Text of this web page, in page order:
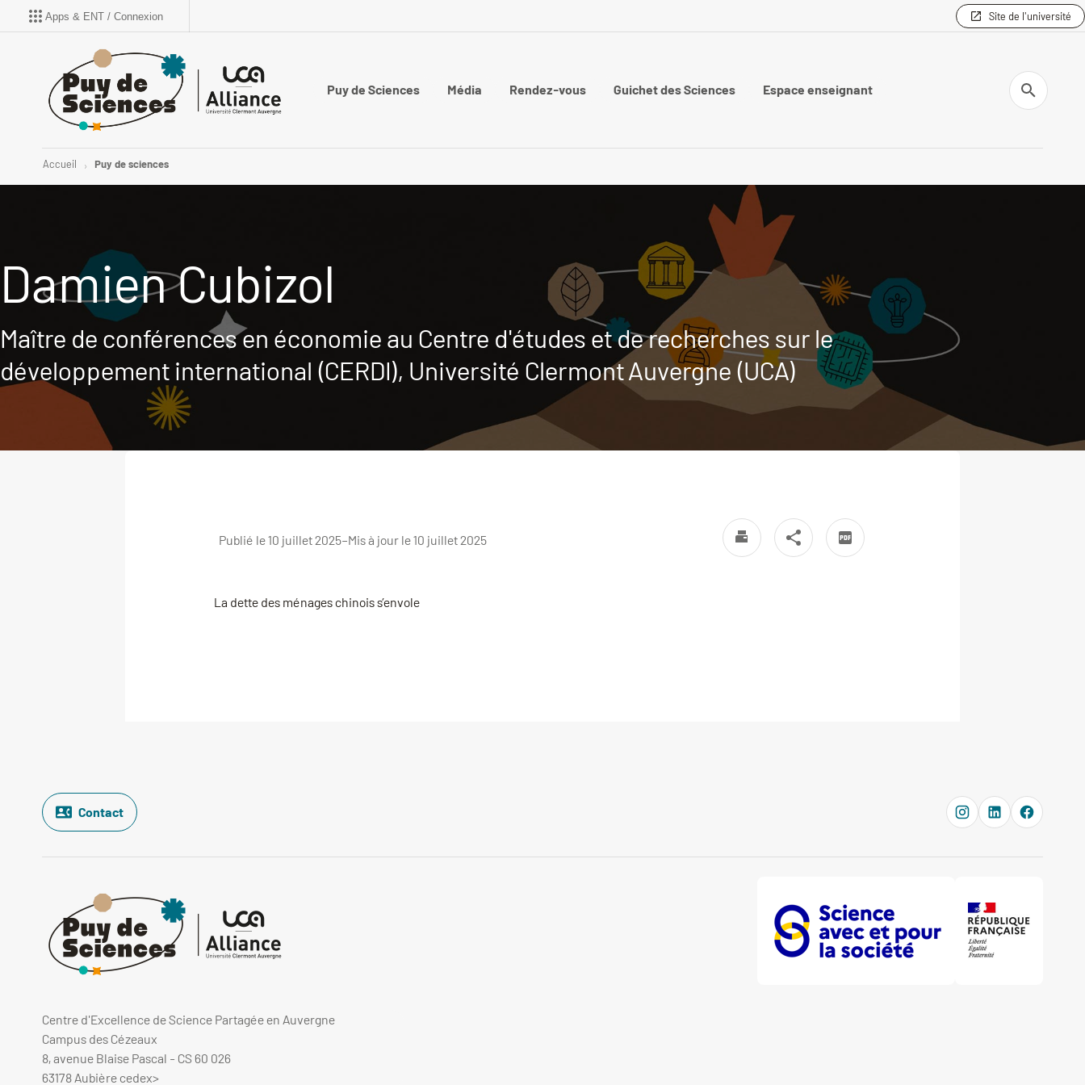
Apps & ENT / Connexion Site de l'université
Puy de Sciences Média Rendez-vous Guichet des Sciences Espace enseignant
Recherche
Accueil Puy de sciences
Damien Cubizol
Maître de conférences en économie au Centre d'études et de recherches sur le
développement international (CERDI), Université Clermont Auvergne (UCA)
Publié le 10 juillet 2025–Mis à jour le 10 juillet 2025
La dette des ménages chinois s’envole
Contact
Centre d'Excellence de Science Partagée en Auvergne
Campus des Cézeaux
8, avenue Blaise Pascal - CS 60 026
63178 Aubière cedex>